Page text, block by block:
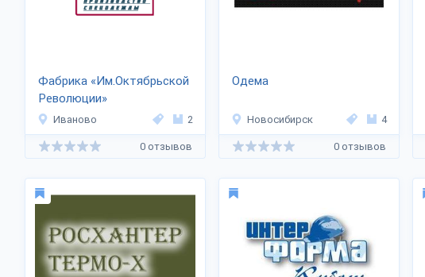
Фабрика «Им.Октябрьской
Революции»
Иваново 2
0 отзывов
Одема
Новосибирск 4
0 отзывов